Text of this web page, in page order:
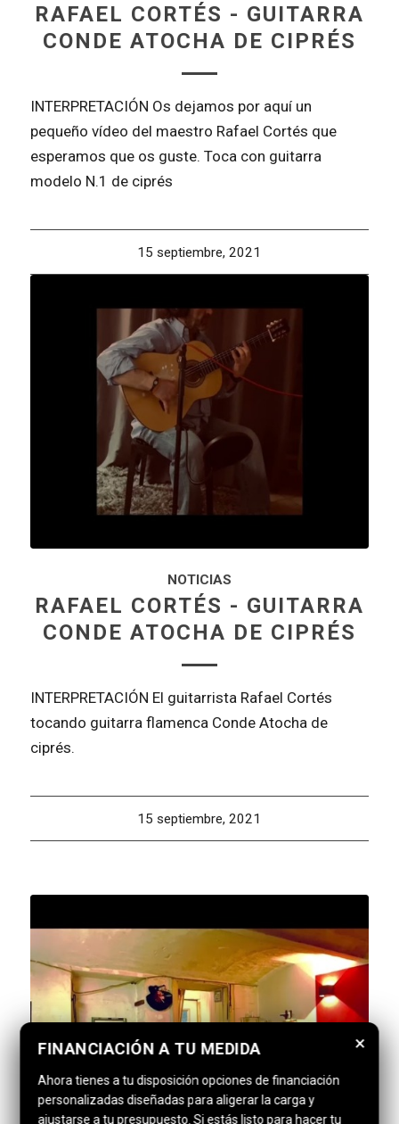
RAFAEL CORTÉS - GUITARRA
CONDE ATOCHA DE CIPRÉS
INTERPRETACIÓN Os dejamos por aquí un
pequeño vídeo del maestro Rafael Cortés que
esperamos que os guste. Toca con guitarra
modelo N.1 de ciprés
15 septiembre, 2021
NOTICIAS
RAFAEL CORTÉS - GUITARRA
CONDE ATOCHA DE CIPRÉS
INTERPRETACIÓN El guitarrista Rafael Cortés
tocando guitarra flamenca Conde Atocha de
ciprés.
15 septiembre, 2021
×
FINANCIACIÓN A TU MEDIDA
Ahora tienes a tu disposición opciones de financiación
personalizadas diseñadas para aligerar la carga y
ajustarse a tu presupuesto. Si estás listo para hacer tu